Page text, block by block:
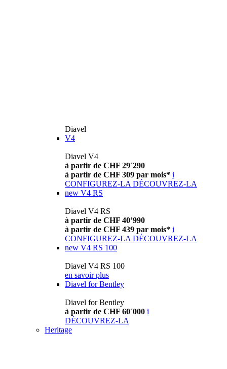
Diavel
V4
Diavel V4
à partir de CHF 29´290
à partir de CHF 309 par mois* i
CONFIGUREZ-LA DÉCOUVREZ-LA
new V4 RS
Diavel V4 RS
à partir de CHF 40’990
à partir de CHF 439 par mois* i
CONFIGUREZ-LA DÉCOUVREZ-LA
new V4 RS 100
Diavel V4 RS 100
en savoir plus
Diavel for Bentley
Diavel for Bentley
à partir de CHF 60´000 i
DÉCOUVREZ-LA
Heritage